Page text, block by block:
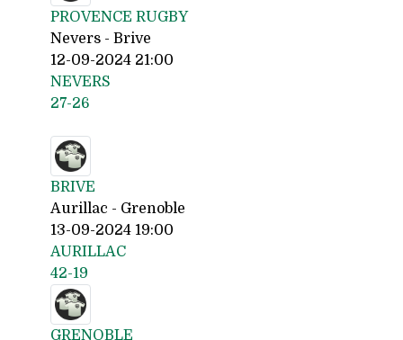
PROVENCE RUGBY
Nevers - Brive
12-09-2024 21:00
NEVERS
27-26
BRIVE
Aurillac - Grenoble
13-09-2024 19:00
AURILLAC
42-19
GRENOBLE